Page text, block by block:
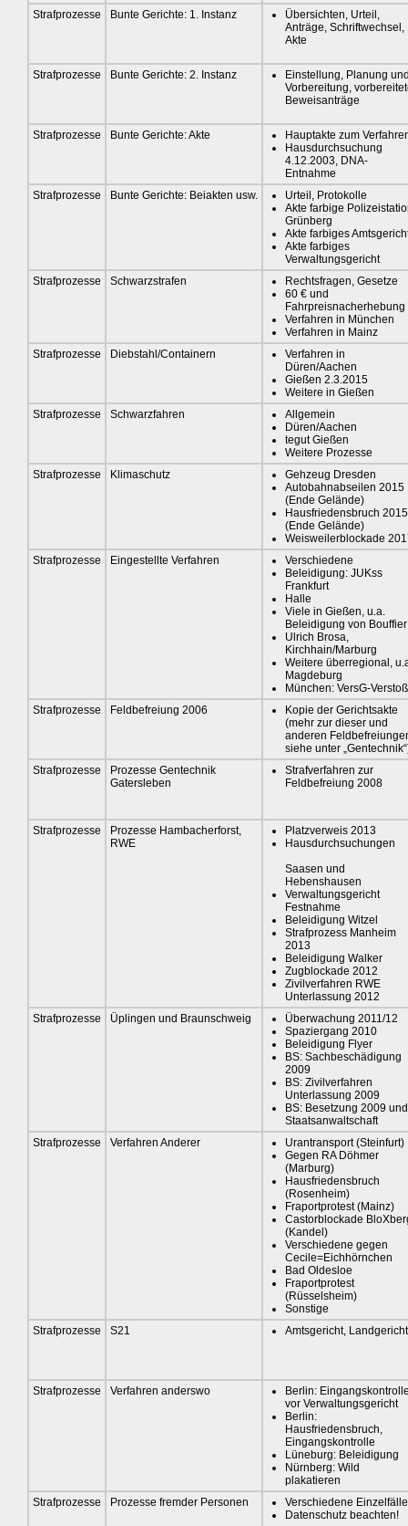
Strafprozesse
Bunte Gerichte: 1. Instanz
Übersichten, Urteil,
Anträge, Schriftwechsel,
Akte
Strafprozesse Bunte Gerichte: 2. Instanz
Einstellung, Planung
Vorbereitung,
Beweisanträge
Strafprozesse Bunte Gerichte: Akte
Hauptakte zum
Hausdurchsuchung
4.12.2003, DNA-
Entnahme
Strafprozesse
Bunte Gerichte: Beiakten usw.
Urteil, Protokolle
Akte farbige
Grünberg
Akte farbiges
Akte farbiges
Verwaltungsgericht
Strafprozesse
Schwarzstrafen
Rechtsfragen, Gesetze
60 € und
Fahrpreisnacherhebung
Verfahren in München
Verfahren in Mainz
Strafprozesse
Diebstahl/Containern
Verfahren in
Düren/Aachen
Gießen 2.3.2015
Weitere in Gießen
Strafprozesse
Schwarzfahren
Allgemein
Düren/Aachen
tegut Gießen
Weitere Prozesse
Strafprozesse
Klimaschutz
Gehzeug Dresden
Autobahnabseilen 2015
(Ende Gelände)
Hausfriedensbruch 2015
(Ende Gelände)
Weisweilerblockade
Strafprozesse
Eingestellte Verfahren
Verschiedene
Beleidigung: JUKss
Frankfurt
Halle
Viele in Gießen, u.a.
Beleidigung von Bouffier
Ulrich Brosa,
Kirchhain/Marburg
Weitere überregional,
Magdeburg
München: VersG-Verstoß
Strafprozesse
Feldbefreiung 2006
Kopie der Gerichtsakte
(mehr zur dieser und
anderen
siehe unter
Strafprozesse
Prozesse Gentechnik
Gatersleben
Strafverfahren zur
Feldbefreiung 2008
Strafprozesse
Prozesse Hambacherforst,
RWE
Platzverweis 2013
Hausdurchsuchungen
Saasen und
Hebenshausen
Verwaltungsgericht
Festnahme
Beleidigung Witzel
Strafprozess Manheim
2013
Beleidigung Walker
Zugblockade 2012
Zivilverfahren RWE
Unterlassung 2012
Strafprozesse
Üplingen und Braunschweig
Überwachung 2011/12
Spaziergang 2010
Beleidigung Flyer
BS: Sachbeschädigung
2009
BS: Zivilverfahren
Unterlassung 2009
BS: Besetzung 2009 und
Staatsanwaltschaft
Strafprozesse
Verfahren Anderer
Urantransport (Steinfurt)
Gegen RA Döhmer
(Marburg)
Hausfriedensbruch
(Rosenheim)
Fraportprotest (Mainz)
Castorblockade
(Kandel)
Verschiedene gegen
Cecile=Eichhörnchen
Bad Oldesloe
Fraportprotest
(Rüsselsheim)
Sonstige
Strafprozesse
S21 Amtsgericht, Landgericht
Strafprozesse Verfahren anderswo
Berlin:
vor Verwaltungsgericht
Berlin:
Hausfriedensbruch,
Eingangskontrolle
Lüneburg: Beleidigung
Nürnberg: Wild
plakatieren
Strafprozesse
Prozesse fremder Personen
Verschiedene Einzelfälle
Datenschutz beachten!